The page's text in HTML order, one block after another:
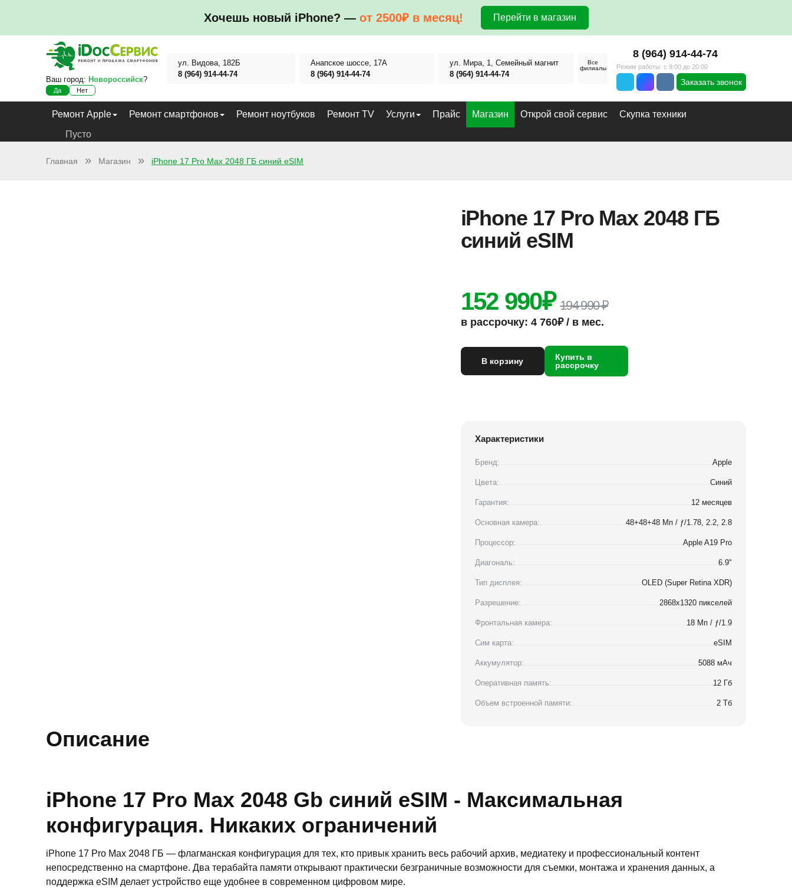
Хочешь новый iPhone? — от 2500₽ в месяц! Перейти в магазин
Ваш город: Новороссийск?
Да Нет
ул. Видова, 182Б
8 (964) 914-44-74
Анапское шоссе, 17А
8 (964) 914-44-74
ул. Мира, 1, Семейный магнит
8 (964) 914-44-74
Все
филиалы
8 (964) 914-44-74
Режим работы: с 9:00 до 20:00
Заказать звонок
Ремонт Apple Ремонт смартфонов Ремонт ноутбуков Ремонт TV Услуги Прайс Магазин Открой свой сервис
Скупка техники
Пусто
Главная Магазин iPhone 17 Pro Max 2048 ГБ синий eSIM
iPhone 17 Pro Max 2048 ГБ
синий eSIM
152 990₽ 194 990 ₽
в рассрочку: 4 760₽ / в мес.
В корзину
Купить в
рассрочку
Характеристики
Бренд: Apple
Цвета: Синий
Гарантия: 12 месяцев
Основная камера: 48+48+48 Мп / ƒ/1.78, 2.2, 2.8
Процессор: Apple A19 Pro
Диагональ: 6.9"
Тип дисплея: OLED (Super Retina XDR)
Разрешение: 2868x1320 пикселей
Фронтальная камера: 18 Мп / ƒ/1.9
Сим карта: eSIM
Аккумулятор: 5088 мАч
Оперативная память: 12 Гб
Объем встроенной памяти: 2 Тб
Описание
iPhone 17 Pro Max 2048 Gb синий eSIM - Максимальная
конфигурация. Никаких ограничений
iPhone 17 Pro Max 2048 ГБ — флагманская конфигурация для тех, кто привык хранить весь рабочий архив, медиатеку и профессиональный контент
непосредственно на смартфоне. Два терабайта памяти открывают практически безграничные возможности для съемки, монтажа и хранения данных, а
поддержка eSIM делает устройство еще удобнее в современном цифровом мире.